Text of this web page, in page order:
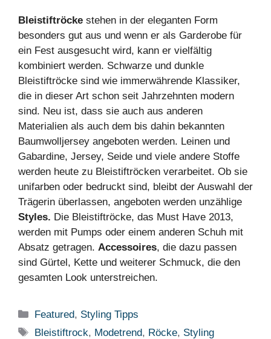
Bleistiftröcke stehen in der eleganten Form
besonders gut aus und wenn er als Garderobe für
ein Fest ausgesucht wird, kann er vielfältig
kombiniert werden. Schwarze und dunkle
Bleistiftröcke sind wie immerwährende Klassiker,
die in dieser Art schon seit Jahrzehnten modern
sind. Neu ist, dass sie auch aus anderen
Materialien als auch dem bis dahin bekannten
Baumwolljersey angeboten werden. Leinen und
Gabardine, Jersey, Seide und viele andere Stoffe
werden heute zu Bleistiftröcken verarbeitet. Ob sie
unifarben oder bedruckt sind, bleibt der Auswahl der
Trägerin überlassen, angeboten werden unzählige
Styles. Die Bleistiftröcke, das Must Have 2013,
werden mit Pumps oder einem anderen Schuh mit
Absatz getragen. Accessoires, die dazu passen
sind Gürtel, Kette und weiterer Schmuck, die den
gesamten Look unterstreichen.
Kategorien
Featured, Styling Tipps
Schlagwörter
Bleistiftrock, Modetrend, Röcke, Styling